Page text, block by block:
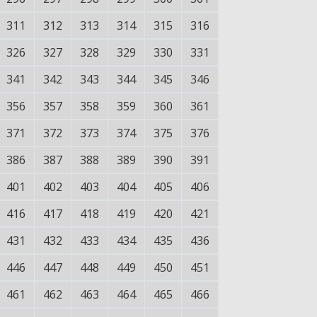
311
312 313 314 315
316
326
327 328 329 330
331
341
342 343 344 345
346
356
357 358 359 360
361
371
372 373 374 375
376
386
387 388 389 390
391
401
402 403 404 405
406
416
417 418 419 420
421
431
432 433 434 435
436
446
447 448 449 450
451
461
462 463 464 465
466